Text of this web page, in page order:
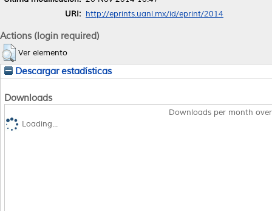
URI: http://eprints.uanl.mx/id/eprint/2014
Actions (login required)
Ver elemento
Descargar estadísticas
Downloads
Downloads per month
Loading...